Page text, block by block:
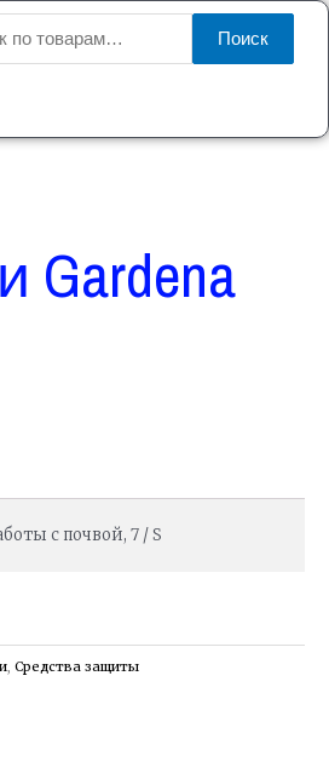
Поиск
Gardena
с почвой, 7 / S
, Средства защиты